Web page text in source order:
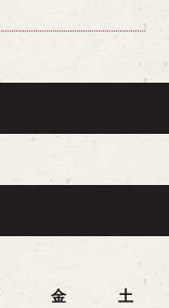
金
土